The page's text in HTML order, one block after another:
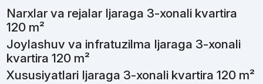
Narxlar va rejalar Ijaraga 3-xonali kvartira
120 m²
Joylashuv va infratuzilma Ijaraga 3-xonali
kvartira 120 m²
Xususiyatlari Ijaraga 3-xonali kvartira 120 m²